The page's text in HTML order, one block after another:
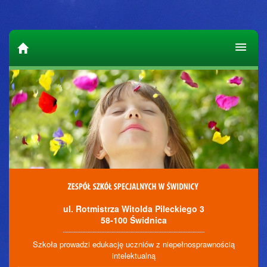
ul. Rotmistrza Witolda Pileckiego 3
58-100 Świdnica
Szkoła prowadzi edukację uczniów z niepełnosprawnością
intelektualną